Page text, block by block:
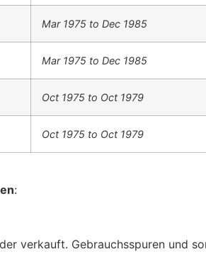
Mar 1975 to Dec 1985
Mar 1975 to Dec 1985
Oct 1975 to Oct 1979
Oct 1975 to Oct 1979
:
verkauft. Gebrauchsspuren und